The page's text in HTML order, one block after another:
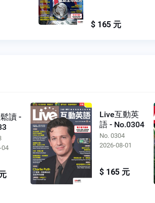
$ 165 元
讀 -
04
Live互動英
語 - No.0304
No. 0304
2026-08-01
$ 165 元